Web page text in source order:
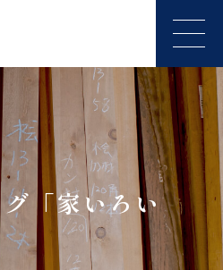
「家いろい